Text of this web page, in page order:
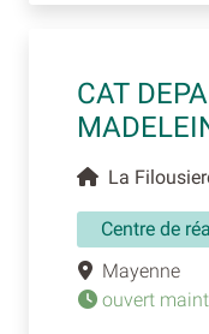
CAT
La
Centre de
Mayenne
ouvert